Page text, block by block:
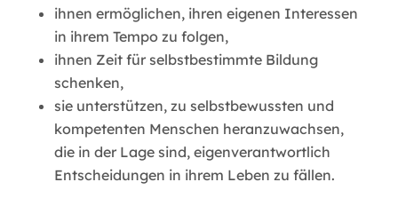
ihnen ermöglichen, ihren eigenen Interessen
in ihrem Tempo zu folgen,
ihnen Zeit für selbstbestimmte Bildung
schenken,
sie unterstützen, zu selbstbewussten und
kompetenten Menschen heranzuwachsen,
die in der Lage sind, eigenverantwortlich
Entscheidungen in ihrem Leben zu fällen.